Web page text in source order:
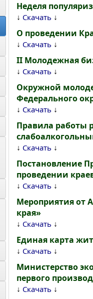
Неделя
↓ Скачать ↓
О проведении
↓ Скачать ↓
II Молодежная
↓ Скачать ↓
Окружной
Федерального
↓ Скачать ↓
Правила работы
↓ Скачать ↓
Постановление
проведении
↓ Скачать ↓
Мероприятия от
края»
↓ Скачать ↓
Единая карта
↓ Скачать ↓
Министерство
первого
↓ Скачать ↓